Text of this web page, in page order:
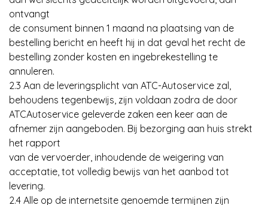
ontvangt
de consument binnen 1 maand na plaatsing van de
bestelling bericht en heeft hij in dat geval het recht de
bestelling zonder kosten en ingebrekestelling te
annuleren.
2.3 Aan de leveringsplicht van ATC-Autoservice zal,
behoudens tegenbewijs, zijn voldaan zodra de door
ATCAutoservice geleverde zaken een keer aan de
afnemer zijn aangeboden. Bij bezorging aan huis strekt
het rapport
van de vervoerder, inhoudende de weigering van
acceptatie, tot volledig bewijs van het aanbod tot
levering.
2.4 Alle op de internetsite genoemde termijnen zijn